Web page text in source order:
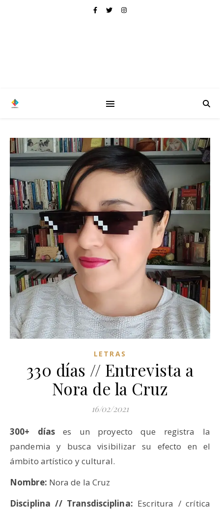
LETRAS
330 días // Entrevista a
Nora de la Cruz
16/02/2021
300+ días es un proyecto que registra la
pandemia y busca visibilizar su efecto en el
ámbito artístico y cultural.
Nombre: Nora de la Cruz
Disciplina // Transdisciplina: Escritura / crítica